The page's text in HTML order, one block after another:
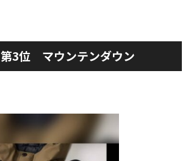
第3位 マウンテンダウン